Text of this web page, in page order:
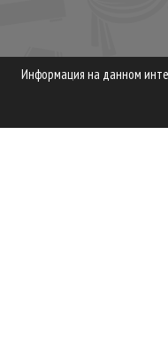
Информация на данном